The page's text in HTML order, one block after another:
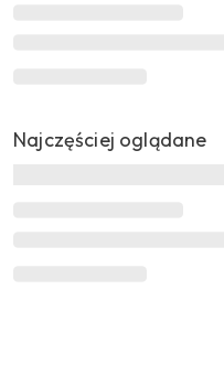
Najczęściej oglądane